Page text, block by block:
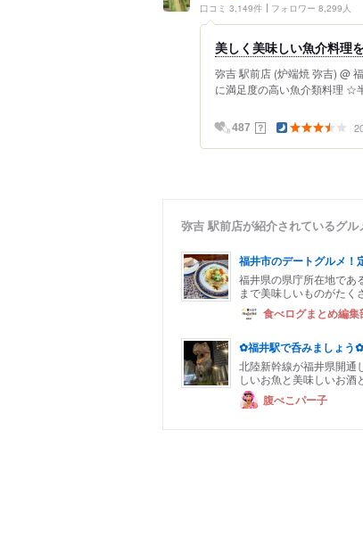
口コミ 3,149件 フォロワー 8,299人
美しく美味しい魚介料理
弥吉 駅前店 (炉端焼 弥吉) @
に満足度の高い魚介類料理 ☆
487 ？
弥吉 駅前店が紹介されているグル
福井市のデートグルメ！
福井県の県庁所在地であ
まで美味しいものがたく
食べログまとめ編集
✿福井駅で呑みましょう
北陸新幹線が福井県開
しいお魚と美味しいお
腹ぺこパー子